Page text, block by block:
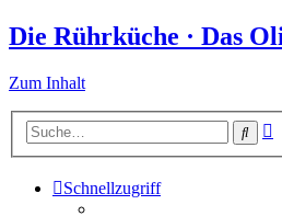
Die Rührküche · Das
Zum Inhalt
Suche
Schnellzugriff